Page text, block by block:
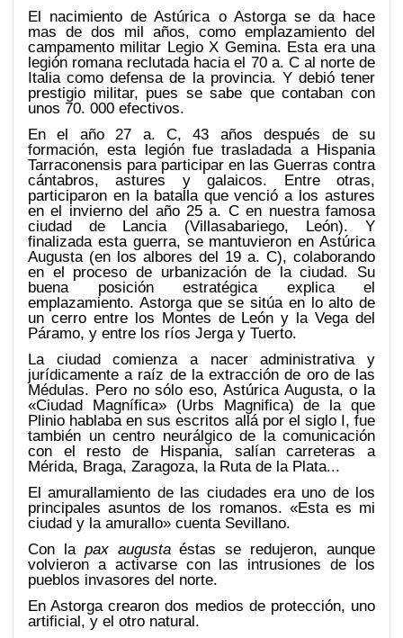
El nacimiento de Astúrica o Astorga se da hace
mas de dos mil años, como emplazamiento del
campamento militar Legio X Gemina. Esta era una
legión romana reclutada hacia el 70 a. C al norte de
Italia como defensa de la provincia. Y debió tener
prestigio militar, pues se sabe que contaban con
unos 70. 000 efectivos.
En el año 27 a. C, 43 años después de su
formación, esta legión fue trasladada a Hispania
Tarraconensis para participar en las Guerras contra
cántabros, astures y galaicos. Entre otras,
participaron en la batalla que venció a los astures
en el invierno del año 25 a. C en nuestra famosa
ciudad de Lancia (Villasabariego, León). Y
finalizada esta guerra, se mantuvieron en Astúrica
Augusta (en los albores del 19 a. C), colaborando
en el proceso de urbanización de la ciudad. Su
buena posición estratégica explica el
emplazamiento. Astorga que se sitúa en lo alto de
un cerro entre los Montes de León y la Vega del
Páramo, y entre los ríos Jerga y Tuerto.
La ciudad comienza a nacer administrativa y
jurídicamente a raíz de la extracción de oro de las
Médulas. Pero no sólo eso, Astúrica Augusta, o la
«Ciudad Magnífica» (Urbs Magnifica) de la que
Plinio hablaba en sus escritos allá por el siglo I, fue
también un centro neurálgico de la comunicación
con el resto de Hispania, salían carreteras a
Mérida, Braga, Zaragoza, la Ruta de la Plata...
El amurallamiento de las ciudades era uno de los
principales asuntos de los romanos. «Esta es mi
ciudad y la amurallo» cuenta Sevillano.
Con la pax augustaéstas se redujeron, aunque
volvieron a activarse con las intrusiones de los
pueblos invasores del norte.
En Astorga crearon dos medios de protección, uno
artificial, y el otro natural.